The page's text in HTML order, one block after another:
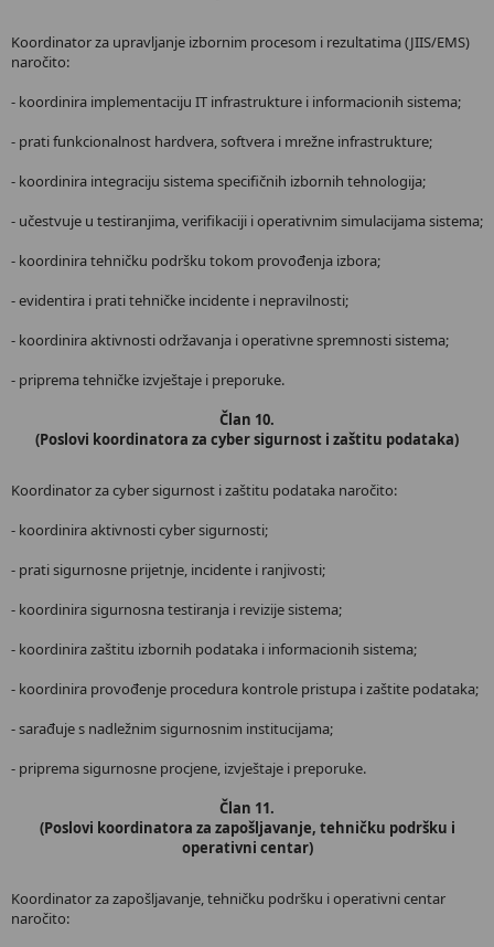
Koordinator za upravljanje izbornim procesom i rezultatima (JIIS/EMS)
naročito:
- koordinira implementaciju IT infrastrukture i informacionih sistema;
- prati funkcionalnost hardvera, softvera i mrežne infrastrukture;
- koordinira integraciju sistema specifičnih izbornih tehnologija;
- učestvuje u testiranjima, verifikaciji i operativnim simulacijama sistema;
- koordinira tehničku podršku tokom provođenja izbora;
- evidentira i prati tehničke incidente i nepravilnosti;
- koordinira aktivnosti održavanja i operativne spremnosti sistema;
- priprema tehničke izvještaje i preporuke.
Član 10.
(Poslovi koordinatora za cyber sigurnost i zaštitu podataka)
Koordinator za cyber sigurnost i zaštitu podataka naročito:
- koordinira aktivnosti cyber sigurnosti;
- prati sigurnosne prijetnje, incidente i ranjivosti;
- koordinira sigurnosna testiranja i revizije sistema;
- koordinira zaštitu izbornih podataka i informacionih sistema;
- koordinira provođenje procedura kontrole pristupa i zaštite podataka;
- sarađuje s nadležnim sigurnosnim institucijama;
- priprema sigurnosne procjene, izvještaje i preporuke.
Član 11.
(Poslovi koordinatora za zapošljavanje, tehničku podršku i
operativni centar)
Koordinator za zapošljavanje, tehničku podršku i operativni centar
naročito: